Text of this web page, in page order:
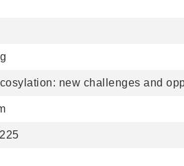
new challenges and